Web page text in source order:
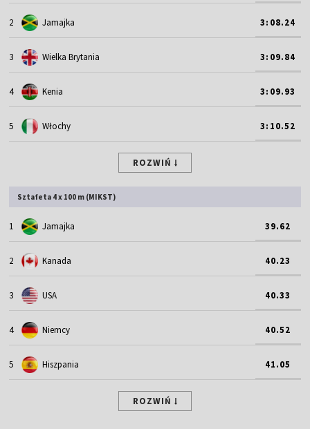
2 Jamajka 3:08.24
3 Wielka Brytania 3:09.84
4 Kenia 3:09.93
5 Włochy 3:10.52
ROZWIŃ
Sztafeta 4 x 100 m (MIKST)
1 Jamajka 39.62
2 Kanada 40.23
3 USA 40.33
4 Niemcy 40.52
5 Hiszpania 41.05
ROZWIŃ